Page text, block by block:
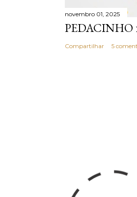
novembro 01, 2025
PEDACINHO
Compartilhar 5